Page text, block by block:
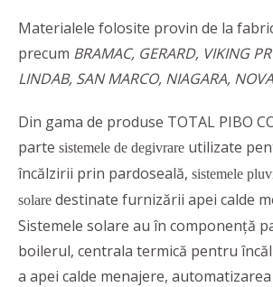
Materialele folosite provin de la
precum BRAMAC, GERARD, VIKING
LINDAB, SAN MARCO, NIAGARA,
Din gama de produse TOTAL PIBO
parte sistemele de degivrare utilizate
încălzirii prin pardoseală, sistemele
solare destinate furnizării apei calde
Sistemele solare au în componență
boilerul, centrala termică pentru
a apei calde menajere,